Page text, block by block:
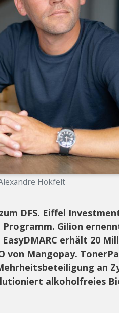
Hökfelt
DFS. Eiffel
Gilion
erhält 20
von Mangopay.
an
alkoholfreies